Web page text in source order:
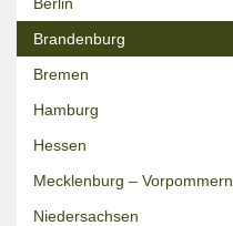
Brandenburg
Bremen
Hamburg
Hessen
Mecklenburg – Vorpommern
Niedersachsen